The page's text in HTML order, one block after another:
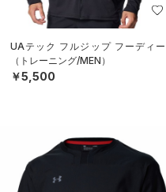
UAテック フルジップ フーディー
（トレーニング/MEN）
￥5,500